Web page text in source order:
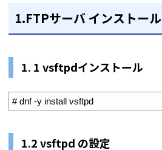
1.FTPサーバ インストール
1. 1 vsftpdインストール
# dnf -y install vsftpd
1.2 vsftpd の設定